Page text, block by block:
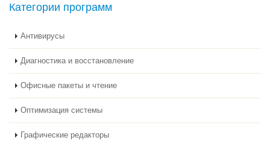
Категории программ
Антивирусы
Диагностика и восстановление
Офисные пакеты и чтение
Оптимизация системы
Графические редакторы